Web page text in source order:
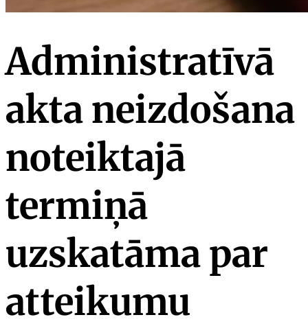
Administratīvā
akta neizdošana
noteiktajā
termiņā
uzskatāma par
atteikumu